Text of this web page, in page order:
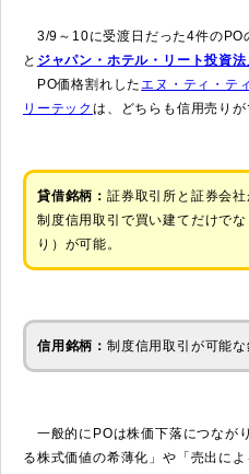
3/9～10に受渡日だった4件のPO
と ジャパン・ホテル・リート投資法
PO価格割れしたエヌ・ティ・テ
リーテック は、どちらも信用売り
貸借銘柄： 証券取引所と証券会
制度信用取引で買い建てだけで
り）が可能。
信用銘柄： 制度信用取引が可能な
一般的にPOは株価下落につなが
る株式価値の希薄化」や「売出に